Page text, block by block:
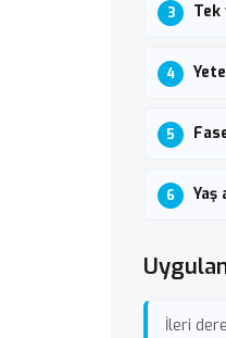
Yaş
İleri